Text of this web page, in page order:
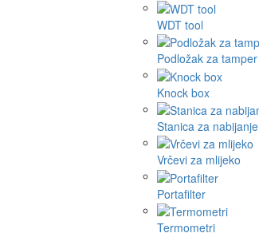
WDT tool
Podložak za tamper
Knock box
Stanica za nabijanje
Vrčevi za mlijeko
Portafilter
Termometri